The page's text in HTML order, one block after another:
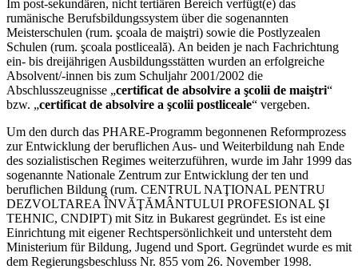
Im post-sekundären, nicht tertiären Bereich verfügt(e) das
rumänische Berufsbildungssystem über die sogenannten
Meisterschulen (rum. şcoala de maiştri) sowie die Postlyzealen
Schulen (rum. şcoala postliceală). An beiden je nach Fachrichtung
ein- bis dreijährigen Ausbildungsstätten wurden an erfolgreiche
Absolvent/-innen bis zum Schuljahr 2001/2002 die
Abschlusszeugnisse „certificat de absolvire a şcolii de maiştri“
bzw. „certificat de absolvire a şcolii postliceale“ vergeben.
Um den durch das PHARE-Programm begonnenen Reformprozess
zur Entwicklung der beruflichen Aus- und Weiterbildung nah Ende
des sozialistischen Regimes weiterzuführen, wurde im Jahr 1999 das
sogenannte Nationale Zentrum zur Entwicklung der ten und
beruflichen Bildung (rum. CENTRUL NAŢIONAL PENTRU
DEZVOLTAREA ÎNVĂŢĂMÂNTULUI PROFESIONAL ŞI
TEHNIC, CNDIPT) mit Sitz in Bukarest gegründet. Es ist eine
Einrichtung mit eigener Rechtspersönlichkeit und untersteht dem
Ministerium für Bildung, Jugend und Sport. Gegründet wurde es mit
dem Regierungsbeschluss Nr. 855 vom 26. November 1998.